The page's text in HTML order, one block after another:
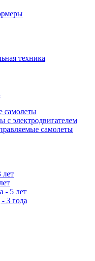
техника
самолеты
с электродвигателем
самолеты
лет
- 5 лет
3 года